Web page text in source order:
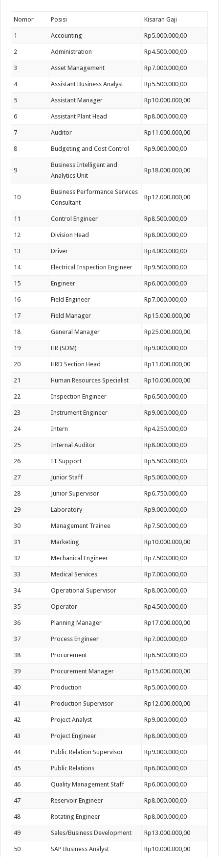
Nomor Posisi Kisaran Gaji
1 Accounting Rp5.000.000,00
2 Administration Rp4.500.000,00
3 Asset Management Rp7.000.000,00
4 Assistant Business Analyst Rp5.500.000,00
5 Assistant Manager Rp10.000.000,00
6 Assistant Plant Head Rp8.000.000,00
7 Auditor Rp11.000.000,00
8 Budgeting and Cost Control Rp9.000.000,00
9
Business Intelligent and
Analytics Unit
Rp18.000.000,00
10
Business Performance Services
Consultant
Rp12.000.000,00
11 Control Engineer Rp8.500.000,00
12 Division Head Rp8.000.000,00
13 Driver Rp4.000.000,00
14 Electrical Inspection Engineer Rp9.500.000,00
15 Engineer Rp6.000.000,00
16 Field Engineer Rp7.000.000,00
17 Field Manager Rp15.000.000,00
18 General Manager Rp25.000.000,00
19 HR (SDM) Rp9.000.000,00
20 HRD Section Head Rp11.000.000,00
21 Human Resources Specialist Rp10.000.000,00
22 Inspection Engineer Rp6.500.000,00
23 Instrument Engineer Rp9.000.000,00
24 Intern Rp4.250.000,00
25 Internal Auditor Rp8.000.000,00
26 IT Support Rp5.500.000,00
27 Junior Staff Rp5.000.000,00
28 Junior Supervisor Rp6.750.000,00
29 Laboratory Rp9.000.000,00
30 Management Trainee Rp7.500.000,00
31 Marketing Rp10.000.000,00
32 Mechanical Engineer Rp7.500.000,00
33 Medical Services Rp7.000.000,00
34 Operational Supervisor Rp8.000.000,00
35 Operator Rp4.500.000,00
36 Planning Manager Rp17.000.000,00
37 Process Engineer Rp7.000.000,00
38 Procurement Rp6.500.000,00
39 Procurement Manager Rp15.000.000,00
40 Production Rp5.000.000,00
41 Production Supervisor Rp12.000.000,00
42 Project Analyst Rp9.000.000,00
43 Project Engineer Rp8.000.000,00
44 Public Relation Supervisor Rp9.000.000,00
45 Public Relations Rp6.000.000,00
46 Quality Management Staff Rp6.000.000,00
47 Reservoir Engineer Rp8.000.000,00
48 Rotating Engineer Rp8.000.000,00
49 Sales/Business Development Rp13.000.000,00
50 SAP Business Analyst Rp10.000.000,00